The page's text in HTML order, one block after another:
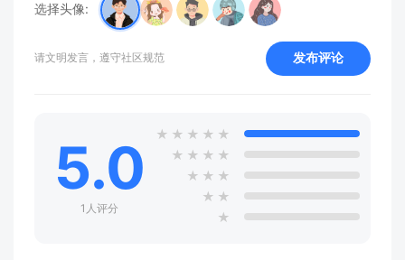
选择头像:
请文明发言，遵守社区规范 发布评论
5.0
1人评分
★ ★ ★ ★ ★
★ ★ ★ ★
★ ★ ★
★ ★
★